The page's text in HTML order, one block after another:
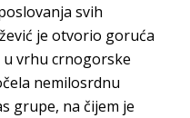
svih
je otvorio goruća
vrhu crnogorske
nemilosrdnu
grupe, na čijem je